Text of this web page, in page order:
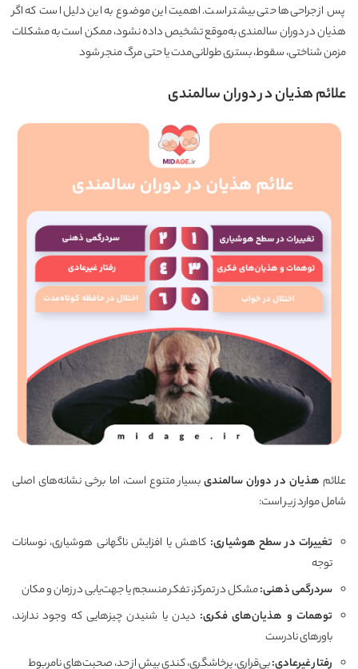
پس از جراحی‌ها حتی بیشتر است. اهمیت این موضوع به این دلیل است که اگر
هذیان در دوران سالمندی به‌موقع تشخیص داده نشود، ممکن است به مشکلات
مزمن شناختی، سقوط، بستری طولانی‌مدت یا حتی مرگ منجر شود
علائم هذیان در دوران سالمندی
علائم هذیان در دوران سالمندیبسیار متنوع است، اما برخی نشانه‌های اصلی
شامل موارد زیر است:
تغییرات در سطح هوشیاری: کاهش یا افزایش ناگهانی هوشیاری، نوسانات
توجه
سردرگمی ذهنی:مشکل در تمرکز، تفکر منسجم یا جهت‌یابی در زمان و مکان
توهمات و هذیان‌های فکری: دیدن یا شنیدن چیزهایی که وجود ندارند،
باورهای نادرست
رفتار غیرعادی:بی‌قراری، پرخاشگری، کندی بیش از حد، صحبت‌های نامربوط